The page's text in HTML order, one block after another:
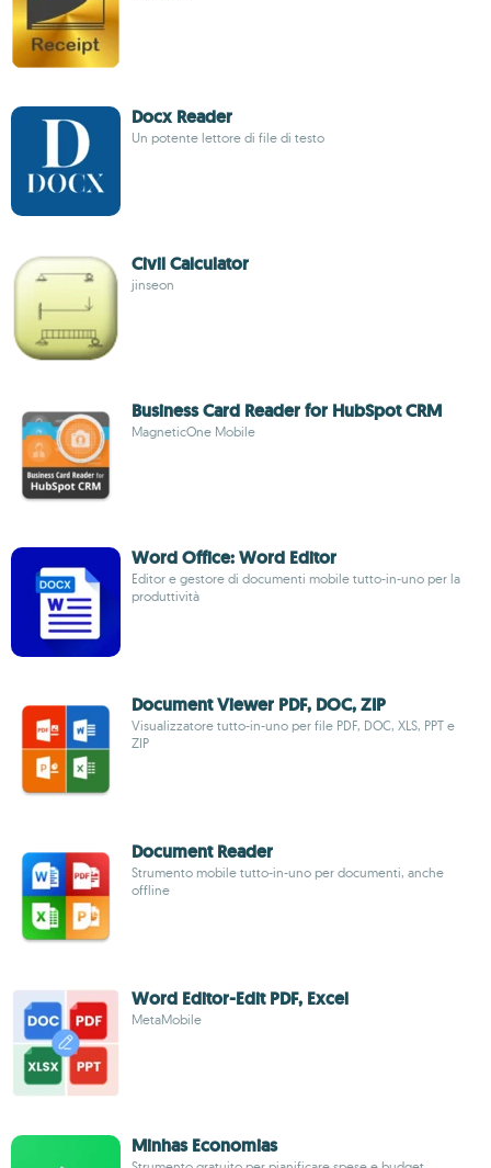
Docx Reader
Un potente lettore di file di testo
Civil Calculator
jinseon
Business Card Reader for HubSpot CRM
MagneticOne Mobile
Word Office: Word Editor
Editor e gestore di documenti mobile tutto-in-uno per la
produttività
Document Viewer PDF, DOC, ZIP
Visualizzatore tutto-in-uno per file PDF, DOC, XLS, PPT e
ZIP
Document Reader
Strumento mobile tutto-in-uno per documenti, anche
offline
Word Editor-Edit PDF, Excel
MetaMobile
Minhas Economias